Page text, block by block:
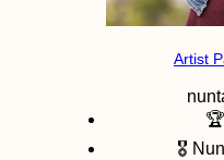
Artist
🎖️